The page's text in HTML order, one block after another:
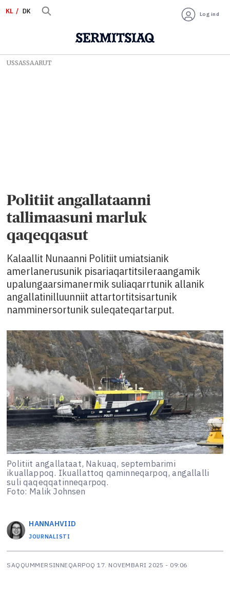
KL DK Log ind
USSASSAARUT
Politiit angallataanni
tallimaasuni marluk
qaqeqqasut
Kalaallit Nunaanni Politiit umiatsianik
amerlanerusunik pisariaqartitsileraangamik
upalungaarsimanermik suliaqarrtunik allanik
angallatinilluunniit attartortitsisartunik
namminersortunik suleqateqartarput.
Politiit angallataat, Nakuaq, septembarimi
ikuallappoq. Ikuallattoq qaminneqarpoq, angallalli
suli qaqeqqatinneqarpoq.
Foto: Malik Johnsen
HANNAHVIID
JOURNALISTI
SAQQUMMERSINNEQARPOQ 17. NOVEMBARI 2025 - 09:06